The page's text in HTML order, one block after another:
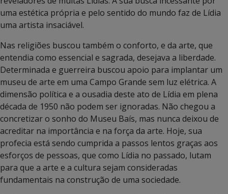
uma estética própria e pelo sentido do mundo faz de Lídia
uma artista insaciável.
Nas religiões buscou também o conforto, e da arte, que
entendia como essencial e sagrada, desejava a liberdade.
Determinada e guerreira buscou apoio para implantar um
museu de arte em uma Campo Grande sem luz elétrica. A
dimensão política e a ousadia deste ato de Lídia em plena
década de 1950 não podem ser ignoradas. Não chegou a
concretizar o sonho do Museu Baís, mas nunca deixou de
acreditar na importância e na força da arte. Hoje, sua
profecia está sendo cumprida a passos lentos graças aos
esforços de pessoas, que como Lídia no passado, lutam
para que a arte e a cultura sejam consideradas
fundamentais na construção de uma sociedade.